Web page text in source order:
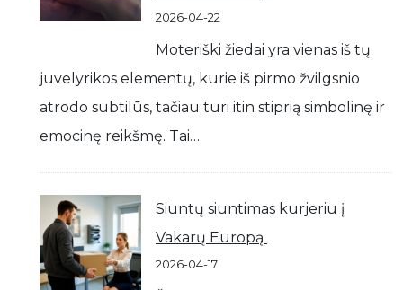
2026-04-22
Moteriški žiedai yra vienas iš tų
juvelyrikos elementų, kurie iš pirmo žvilgsnio
atrodo subtilūs, tačiau turi itin stiprią simbolinę ir
emocinę reikšmę. Tai…
Siuntų siuntimas kurjeriu į
Vakarų Europą
2026-04-17